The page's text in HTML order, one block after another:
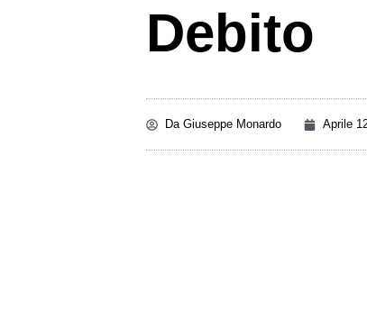
Debito
DaGiuseppe Monardo Aprile